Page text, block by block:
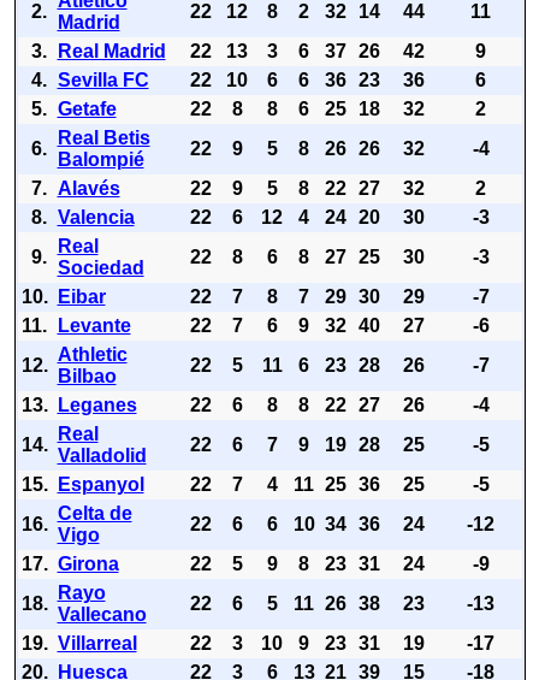
2.
Madrid
22 12 8 2 32 14 44
11
3.
Real Madrid 22 13 3 6 37 26 42
9
4. Sevilla FC 22 10 6 6 36 23 36
6
5. Getafe 22 8 8 6 25 18 32
2
6.
Real Betis
Balompié
22 9 5 8 26 26 32
-4
7. Alavés 22 9 5 8 22 27 32
2
8. Valencia 22 6 12 4 24 20 30
-3
9.
Real
Sociedad
22 8 6 8 27 25 30
-3
10.
Eibar 22 7 8 7 29 30 29
-7
11.
Levante 22 7 6 9 32 40 27
-6
12.
Athletic
Bilbao
22 5 11 6 23 28 26
-7
13.
Leganes 22 6 8 8 22 27 26
-4
14.
Real
Valladolid
22 6 7 9 19 28 25
-5
15.
Espanyol 22 7 4 11 25 36 25
-5
16.
Celta de
Vigo
22 6 6 10 34 36 24
-12
17. Girona 22 5 9 8 23 31 24
-9
18.
Rayo
Vallecano
22 6 5 11 26 38 23
-13
19. Villarreal 22 3 10 9 23 31 19
-17
20.
Huesca 22 3 6 13 21 39 15 -18